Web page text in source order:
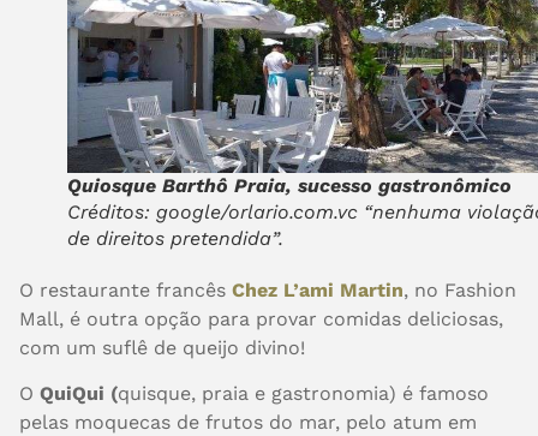
Quiosque Barthô Praia, sucesso gastronômico
Créditos: google/orlario.com.vc “nenhuma
de direitos pretendida”.
O restaurante francês Chez L’ami Martin, no Fashion
Mall, é outra opção para provar comidas deliciosas,
com um suflê de queijo divino!
O QuiQui (quisque, praia e gastronomia) é famoso
pelas moquecas de frutos do mar, pelo atum em